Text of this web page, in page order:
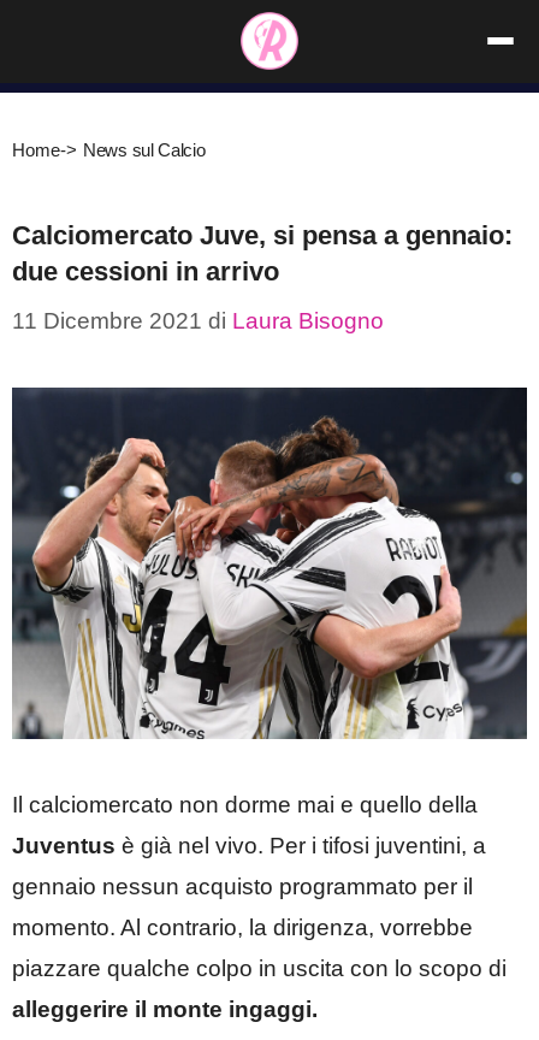
contenuto
Home-> News sul Calcio
Calciomercato Juve, si pensa a gennaio:
due cessioni in arrivo
11 Dicembre 2021 di Laura Bisogno
Il calciomercato non dorme mai e quello della
Juventus è già nel vivo. Per i tifosi juventini, a
gennaio nessun acquisto programmato per il
momento. Al contrario, la dirigenza, vorrebbe
piazzare qualche colpo in uscita con lo scopo di
alleggerire il monte ingaggi.